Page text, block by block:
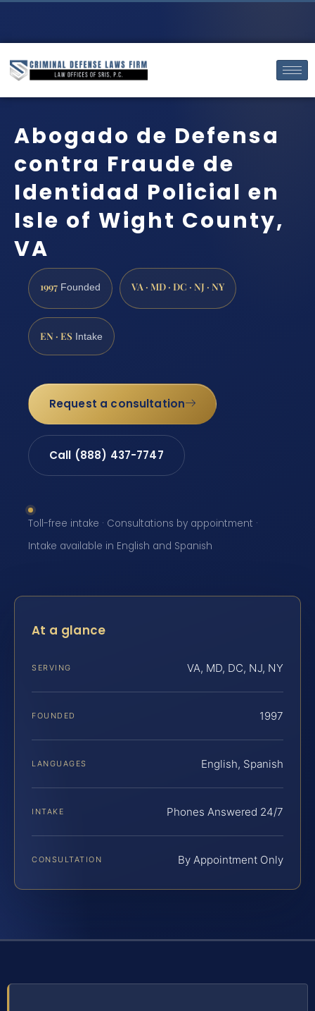
Abogado de Defensa
contra Fraude de
Identidad Policial en
Isle of Wight County,
VA
1997 Founded VA · MD · DC · NJ · NY
EN · ES Intake
Request a consultation
Call (888) 437-7747
Toll-free intake · Consultations by appointment ·
Intake available in English and Spanish
At a glance
SERVING VA, MD, DC, NJ, NY
FOUNDED 1997
LANGUAGES English, Spanish
INTAKE Phones Answered 24/7
CONSULTATION By Appointment Only